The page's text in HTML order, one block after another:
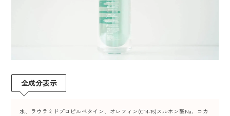
全成分表示
水、ラウラミドプロピルベタイン、オレフィン(C14-16)スルホン酸Na、コカ